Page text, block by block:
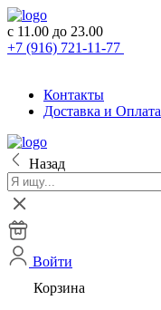
с 11.00 до 23.00
+7 (916) 721-11-77
Контакты
Доставка и Оплата
Назад
Войти
Корзина